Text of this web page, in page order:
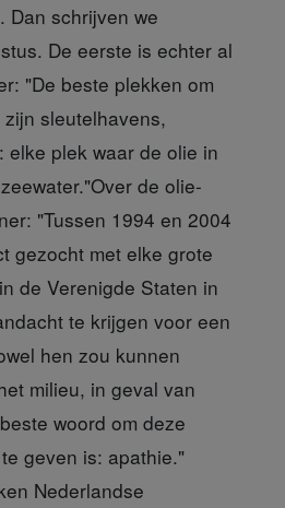
Dan schrijven we
De eerste is echter al
"De beste plekken om
sleutelhavens,
elke plek waar de olie in
de olie-
"Tussen 1994 en 2004
gezocht met elke grote
de Verenigde Staten in
te krijgen voor een
hen zou kunnen
milieu, in geval van
woord om deze
geven is: apathie."
Nederlandse